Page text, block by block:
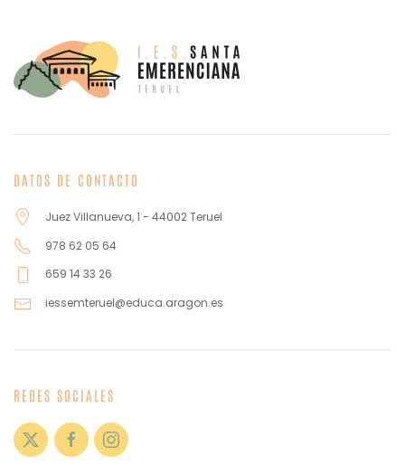
DATOS DE CONTACTO
Juez Villanueva, 1 - 44002 Teruel
978 62 05 64
659 14 33 26
iessemteruel@educa.aragon.es
REDES SOCIALES